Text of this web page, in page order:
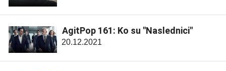
AgitPop 161: Ko su "Naslednici"
20.12.2021